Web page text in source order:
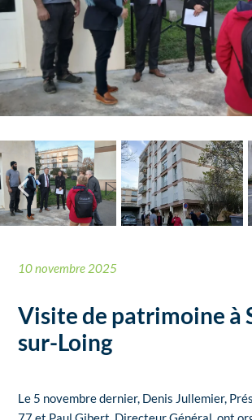
10 novembre 2025
Visite de patrimoine à
sur-Loing
Le 5 novembre dernier, Denis Jullemier,